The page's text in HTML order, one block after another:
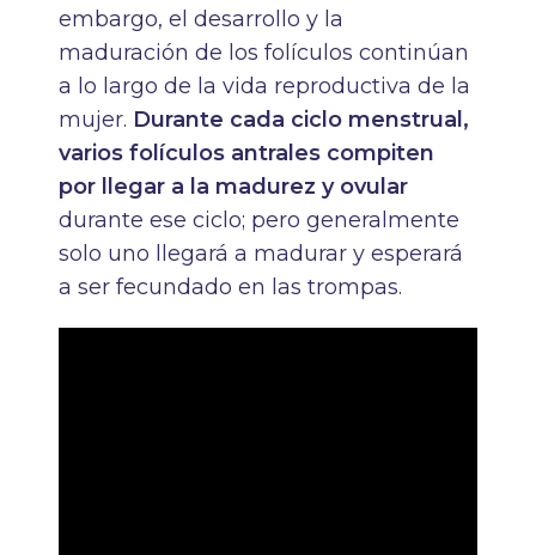
embargo, el desarrollo y la
maduración de los folículos continúan
a lo largo de la vida reproductiva de la
mujer. Durante cada ciclo menstrual,
varios folículos antrales compiten
por llegar a la madurez y ovular
durante ese ciclo; pero generalmente
solo uno llegará a madurar y esperará
a ser fecundado en las trompas.